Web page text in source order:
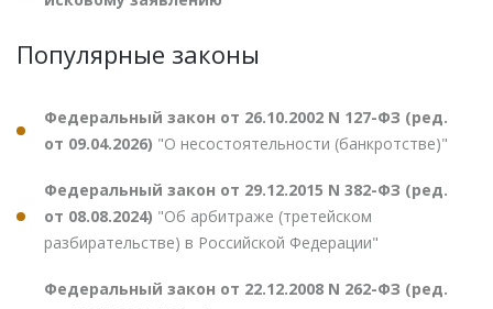
Популярные законы
Федеральный закон от 26.10.2002 N 127-ФЗ (ред.
от 09.04.2026) "О несостоятельности (банкротстве)"
Федеральный закон от 29.12.2015 N 382-ФЗ (ред.
от 08.08.2024) "Об арбитраже (третейском
разбирательстве) в Российской Федерации"
Федеральный закон от 22.12.2008 N 262-ФЗ (ред.